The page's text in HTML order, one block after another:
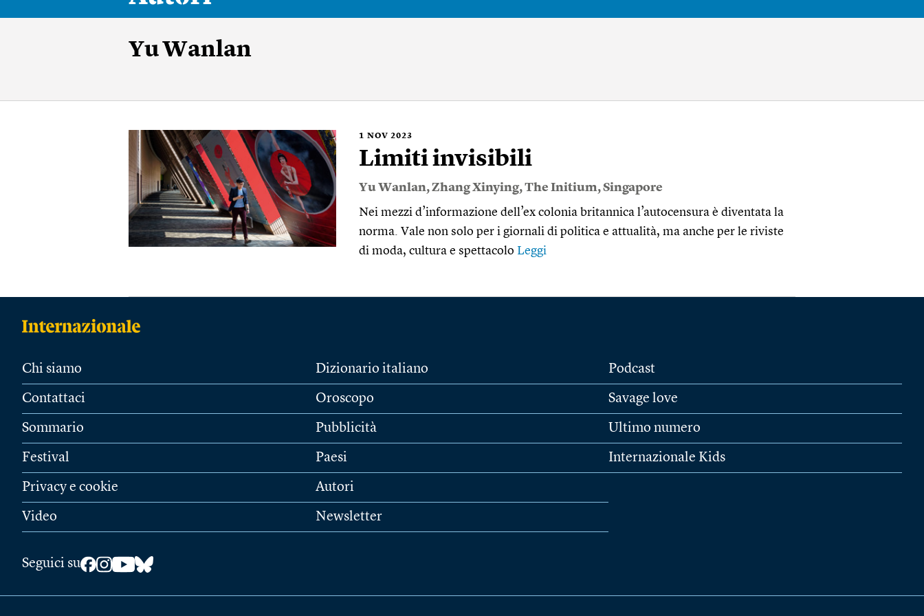
Yu Wanlan
1 NOV 2023
Limiti invisibili
Yu Wanlan,Zhang Xinying,The Initium,Singapore
Nei mezzi d’informazione dell’ex colonia britannica l’autocensura è diventata la
norma. Vale non solo per i giornali di politica e attualità, ma anche per le riviste
di moda, cultura e spettacolo Leggi
Chi siamo
Contattaci
Sommario
Festival
Privacy e cookie
Video
Dizionario italiano
Oroscopo
Pubblicità
Paesi
Autori
Newsletter
Podcast
Savage love
Ultimo numero
Internazionale Kids
Seguici su